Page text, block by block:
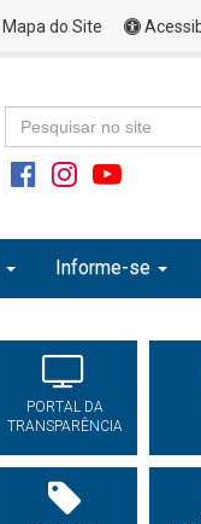
Mapa do Site
Informe-se
PORTAL DA
TRANSPARÊNCIA